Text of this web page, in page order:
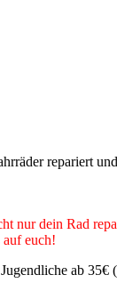
repariert
nur dein Rad
euch!
ab